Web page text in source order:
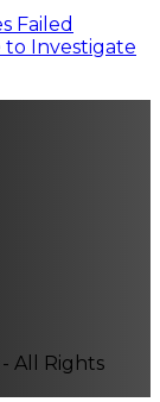
Failed
to Investigate
All Rights